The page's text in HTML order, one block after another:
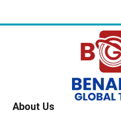
About Us